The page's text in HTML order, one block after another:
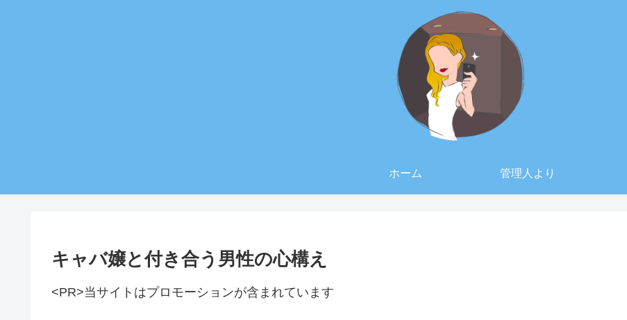
ホーム 管理人より
キャバ嬢と付き合う男性の心構え
<PR>当サイトはプロモーションが含まれています